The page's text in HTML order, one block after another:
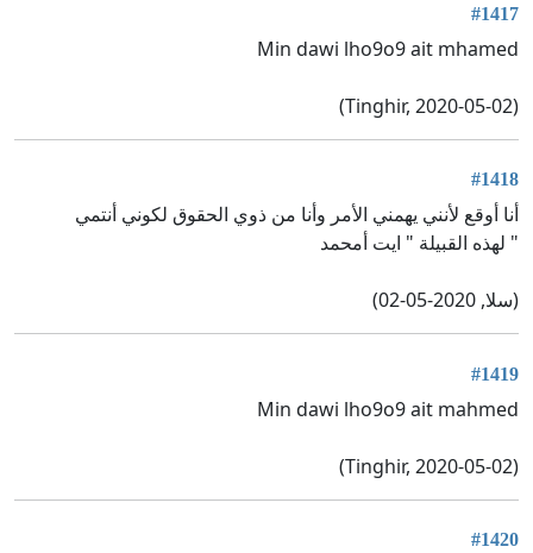
#1417
Min dawi lho9o9 ait mhamed
(Tinghir, 2020-05-02)
#1418
أنا أوقع لأنني يهمني الأمر وأنا من ذوي الحقوق لكوني أنتمي
" لهذه القبيلة " ايت أمحمد
(سلا, 2020-05-02)
#1419
Min dawi lho9o9 ait mahmed
(Tinghir, 2020-05-02)
#1420